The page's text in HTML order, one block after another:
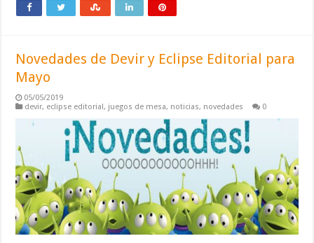
Novedades de Devir y Eclipse Editorial para
Mayo
05/05/2019
devir, eclipse editorial, juegos de mesa, noticias, novedades 0